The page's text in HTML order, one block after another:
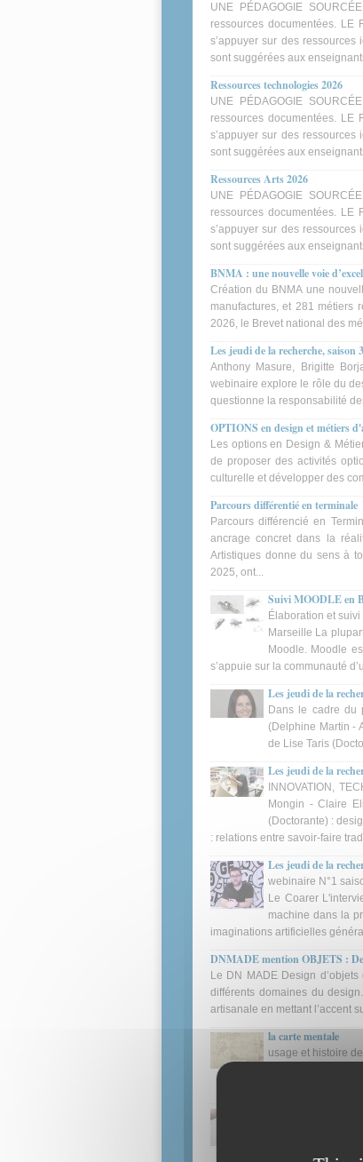
UNE PÉDAGOGIE
ressources documentées. LE
s’appuyer sur des
sont suggérées aux
Ressources technologies 2026
UNE PÉDAGOGIE
ressources documentées. LE
s’appuyer sur des
sont suggérées aux
Ressources Arts 2026
UNE PÉDAGOGIE
ressources documentées. LE
s’appuyer sur des
sont suggérées aux
BNMA : une nouvelle voie
Création du BNMA une
manufactures, et 281 métiers
2026, le Brevet national des
Les jeudi de la recherche, saison
Anthony Masure, Brigitte
webinaire explore le rôle du
questionne la responsabilité
OPTIONS en design et métiers
Les options en Design &
de proposer des activités
culturelle et développer des
Parcours différentié en terminale
Parcours différencié en
ancrage concret dans la
Artistiques donne du sens à
2025, ont...
Suivi MOODLE en
Élaboration et
Marseille La
Moodle. Moodle
s’appuie sur la communauté
Les jeudi de la
Dans le cadre du
(Delphine Martin -
de Lise Taris
Les jeudi de la
INNOVATION,
Mongin - Claire
(Doctorante) :
: relations entre savoir-faire
Les jeudi de la
webinaire N°1
Le Coarer
machine dans la
imaginations artificielles
DNMADE mention OBJETS :
Le DN MADE Design
différents domaines du
artisanale en mettant l’accent
la carte mentale
usage et histoire
Proposition de
Proposition de